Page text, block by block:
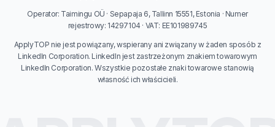
Operator: Taimingu OÜ · Sepapaja 6, Tallinn 15551, Estonia · Numer
rejestrowy: 14297104 · VAT: EE101989745
ApplyTOP nie jest powiązany, wspierany ani związany w żaden sposób z
LinkedIn Corporation. LinkedIn jest zastrzeżonym znakiem towarowym
LinkedIn Corporation. Wszystkie pozostałe znaki towarowe stanowią
własność ich właścicieli.